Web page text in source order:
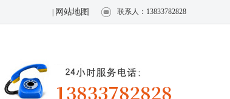
联系人：13833782828
网站地图